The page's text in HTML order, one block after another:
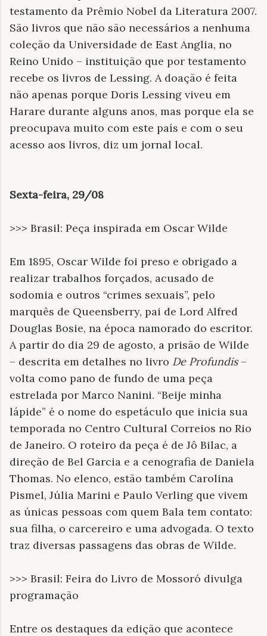
testamento da Prêmio Nobel da Literatura 2007.
São livros que não são necessários a nenhuma
coleção da Universidade de East Anglia, no
Reino Unido – instituição que por testamento
recebe os livros de Lessing. A doação é feita
não apenas porque Doris Lessing viveu em
Harare durante alguns anos, mas porque ela se
preocupava muito com este país e com o seu
acesso aos livros, diz um jornal local.
Sexta-feira, 29/08
>>> Brasil: Peça inspirada em Oscar Wilde
Em 1895, Oscar Wilde foi preso e obrigado a
realizar trabalhos forçados, acusado de
sodomia e outros “crimes sexuais”, pelo
marquês de Queensberry, pai de Lord Alfred
Douglas Bosie, na época namorado do escritor.
A partir do dia 29 de agosto, a prisão de Wilde
– descrita em detalhes no livro De Profundis–
volta como pano de fundo de uma peça
estrelada por Marco Nanini. “Beije minha
lápide” é o nome do espetáculo que inicia sua
temporada no Centro Cultural Correios no Rio
de Janeiro. O roteiro da peça é de Jô Bilac, a
direção de Bel Garcia e a cenografia de Daniela
Thomas. No elenco, estão também Carolina
Pismel, Júlia Marini e Paulo Verling que vivem
as únicas pessoas com quem Bala tem contato:
sua filha, o carcereiro e uma advogada. O texto
traz diversas passagens das obras de Wilde.
>>> Brasil: Feira do Livro de Mossoró divulga
programação
Entre os destaques da edição que acontece